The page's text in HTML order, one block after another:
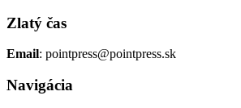
Zlatý čas
Email: pointpress@pointpress.sk
Navigácia